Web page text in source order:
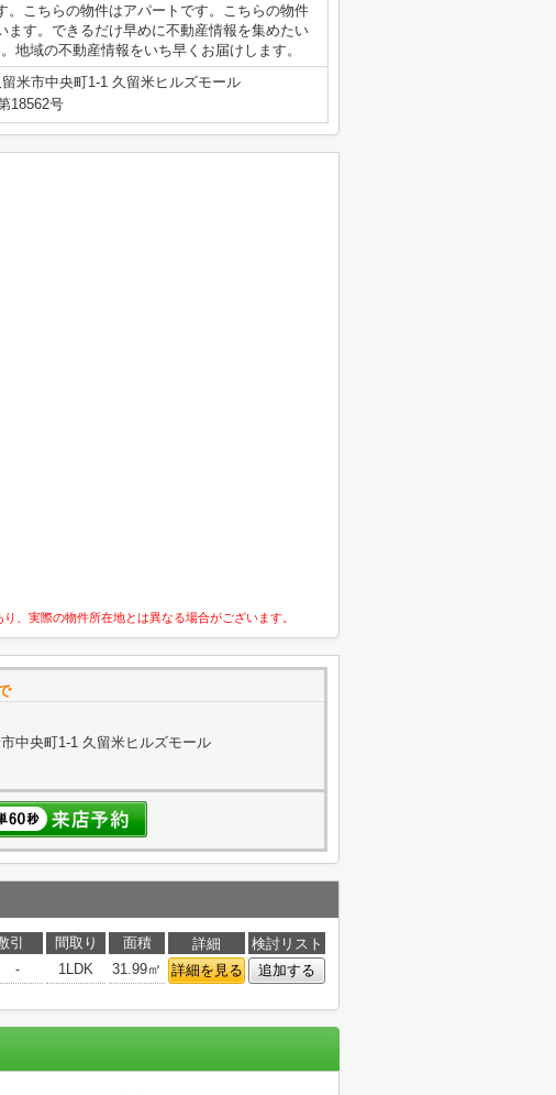
。こちらの物件はアパートです。こちらの物件
ます。できるだけ早めに不動産情報を集めたい
地域の不動産情報をいち早くお届けします。
米市中央町1-1 久留米ヒルズモール
18562号
、実際の物件所在地とは異なる場合がございます。
中央町1-1 久留米ヒルズモール
引 間取り 面積 詳細
検討リスト
- 1LDK 31.99㎡ 詳細を見る 追加する